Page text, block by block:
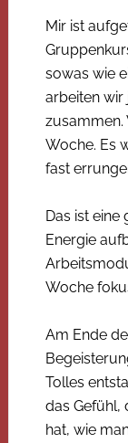
Mir ist
sowas wie
arbeiten wir
zusammen.
Woche. Es
fast
Das ist eine
Energie
Woche
Am Ende
Tolles
das Gefühl,
hat, wie